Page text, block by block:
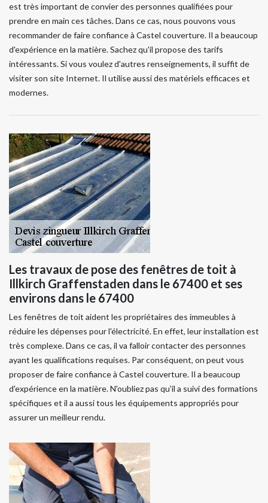
est très important de convier des personnes qualifiées pour
prendre en main ces tâches. Dans ce cas, nous pouvons vous
recommander de faire confiance à Castel couverture. Il a beaucoup
d'expérience en la matière. Sachez qu'il propose des tarifs
intéressants. Si vous voulez d'autres renseignements, il suffit de
visiter son site Internet. Il utilise aussi des matériels efficaces et
modernes.
Les travaux de pose des fenêtres de toit à
Illkirch Graffenstaden dans le 67400 et ses
environs dans le 67400
Les fenêtres de toit aident les propriétaires des immeubles à
réduire les dépenses pour l'électricité. En effet, leur installation est
très complexe. Dans ce cas, il va falloir contacter des personnes
ayant les qualifications requises. Par conséquent, on peut vous
proposer de faire confiance à Castel couverture. Il a beaucoup
d'expérience en la matière. N'oubliez pas qu'il a suivi des formations
spécifiques et il a aussi tous les équipements appropriés pour
assurer un meilleur rendu.